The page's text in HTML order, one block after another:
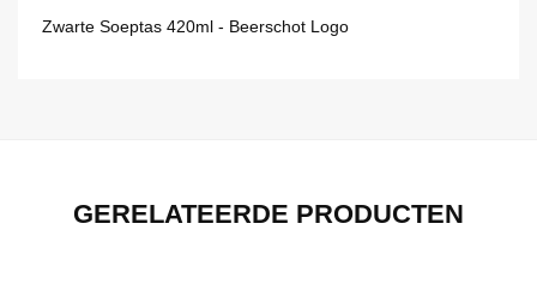
Zwarte Soeptas 420ml - Beerschot Logo
GERELATEERDE PRODUCTEN